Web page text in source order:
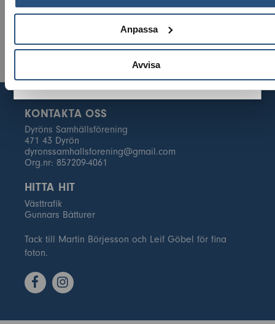
Anpassa
Avvisa
KONTAKTA OSS
Dyröns Samhällsförening
471 43 Dyrön
dyronssamhallsforening@gmail.com
Org.nr: 857209-4061
HITTA HIT
Västtrafik
Gunnars Båtturer
Tack till Martin Börjesson och Leif Göbel för fina
foton.